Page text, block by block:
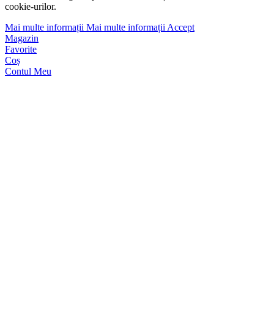
cookie-urilor.
Mai multe informații Mai multe informațiiAccept
Magazin
Favorite
Coș
Contul Meu